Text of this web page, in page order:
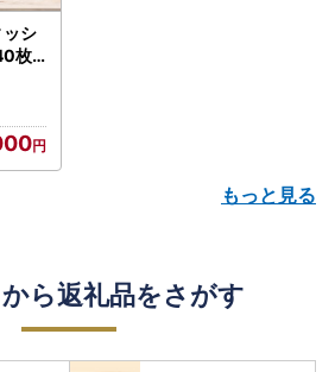
ッシ
枚))
送
】
もっと見る
ら返礼品をさがす